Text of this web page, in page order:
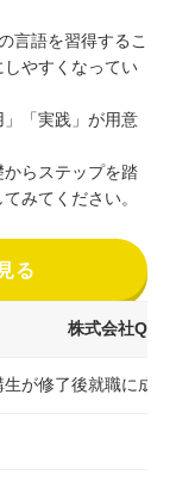
言語を習得するこ
やすくなってい
「実践」が用意
らステップを踏
みてください。
る
株式会社QLIP
が修了後就職に成功